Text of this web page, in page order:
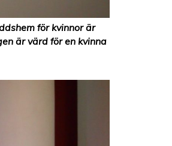
för kvinnor är
är värd för en kvinna